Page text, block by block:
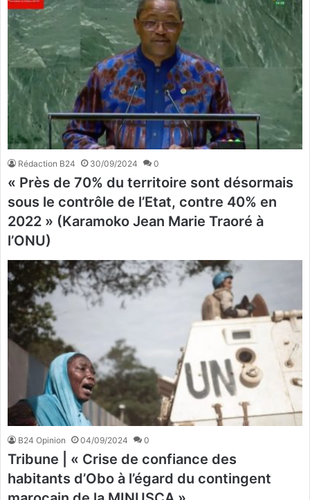
Rédaction B24 30/09/2024 0
« Près de 70% du territoire sont désormais
sous le contrôle de l’Etat, contre 40% en
2022 » (Karamoko Jean Marie Traoré à
l’ONU)
B24 Opinion 04/09/2024 0
Tribune | « Crise de confiance des
habitants d’Obo à l’égard du contingent